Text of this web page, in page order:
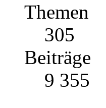
Themen
305
Beiträge
9 355